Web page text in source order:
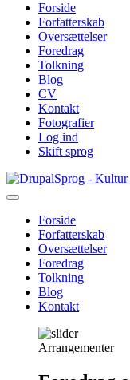
Forside
Forfatterskab
Oversættelser
Foredrag
Tolkning
Blog
CV
Kontakt
Fotografier
Log ind
Skift sprog
Gå
til
Sprog -
Primær
navigation
Forside
Forfatterskab
Oversættelser
Foredrag
Tolkning
Blog
Kontakt
Arrangementer